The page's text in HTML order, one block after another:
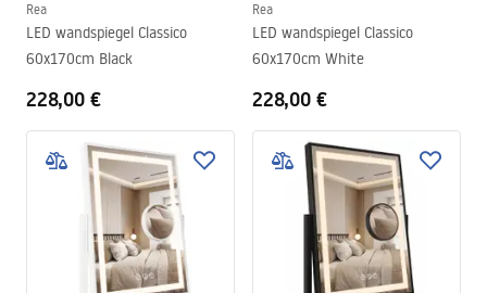
Rea
LED wandspiegel Classico
60x170cm Black
228,00 €
Rea
LED wandspiegel Classico
60x170cm White
228,00 €